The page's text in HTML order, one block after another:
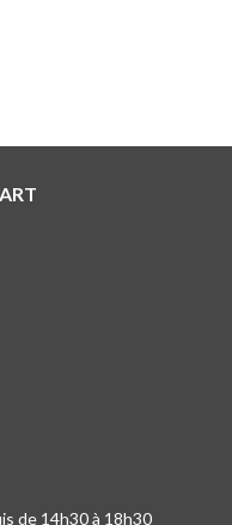
de 14h30 à 18h30